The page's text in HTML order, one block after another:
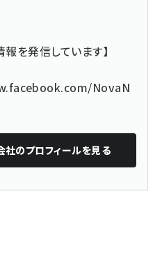
を発信しています】
NovaN
社のプロフィールを見る